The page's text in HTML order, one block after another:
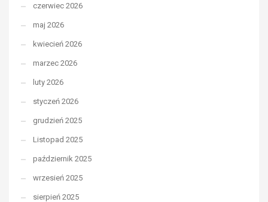
czerwiec 2026
maj 2026
kwiecień 2026
marzec 2026
luty 2026
styczeń 2026
grudzień 2025
Listopad 2025
październik 2025
wrzesień 2025
sierpień 2025